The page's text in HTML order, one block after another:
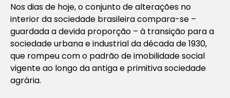
Nos dias de hoje, o conjunto de alterações no
interior da sociedade brasileira compara-se –
guardada a devida proporção – à transição para a
sociedade urbana e industrial da década de 1930,
que rompeu com o padrão de imobilidade social
vigente ao longo da antiga e primitiva sociedade
agrária.